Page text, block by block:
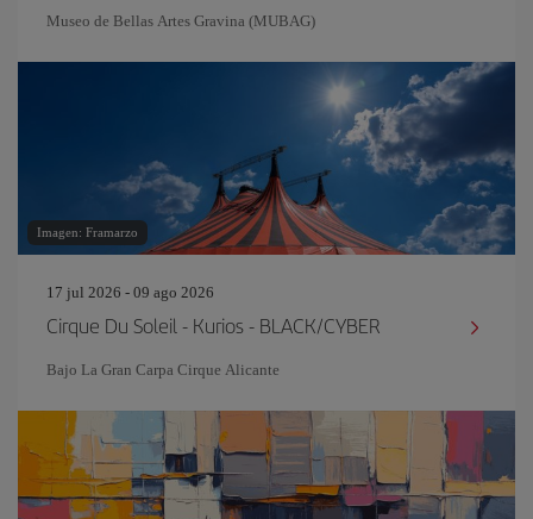
Museo de Bellas Artes Gravina (MUBAG)
Imagen: Framarzo
17 jul 2026 - 09 ago 2026
Cirque Du Soleil - Kurios - BLACK/CYBER
Bajo La Gran Carpa Cirque Alicante